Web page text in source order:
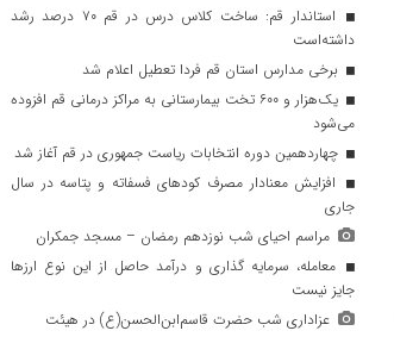
استاندار قم: ساخت کلاس درس در قم ۷۰ درصد رشد
داشته‌است
برخی مدارس استان قم فردا تعطیل اعلام شد
یک‌هزار و ۶۰۰ تخت بیمارستانی به مراکز درمانی قم افزوده
می‌شود
چهاردهمین دوره انتخابات ریاست جمهوری در قم آغاز شد
افزایش معنادار مصرف کودهای فسفاته و پتاسه در سال
جاری
مراسم احیای شب نوزدهم رمضان – مسجد جمکران
معامله، سرمایه گذاری و درآمد حاصل از این نوع ارزها
جایز نیست
عزاداری شب حضرت قاسم‌ابن‌الحسن(ع) در هیئت